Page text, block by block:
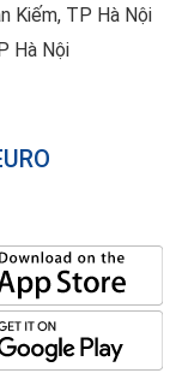
Kiếm, TP Hà Nội
Hà Nội